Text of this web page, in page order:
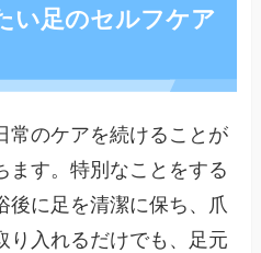
い足のセルフケア
常のケアを続けることが
ます。特別なことをする
後に足を清潔に保ち、爪
り入れるだけでも、足元